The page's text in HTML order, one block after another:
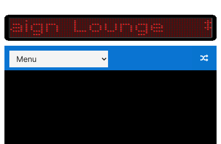
DPRD Kota Bekasi Minta Penanganan Pencemaran
Unggul 3 Gol Kesebelasan MKRE FC Raih Tiket
Jelang HUT RI ke 81Turnamen Olah Anak Muda Kota